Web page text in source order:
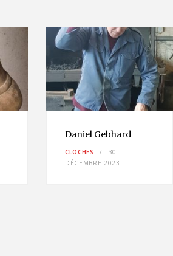
Daniel Gebhard
CLOCHES
30
DÉCEMBRE 2023